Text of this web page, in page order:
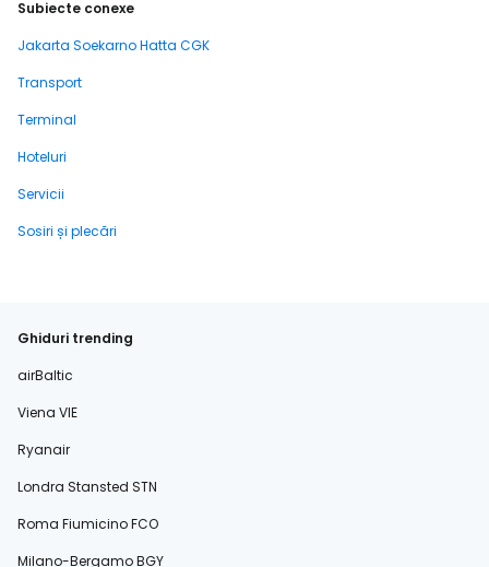
Subiecte conexe
Jakarta Soekarno Hatta CGK
Transport
Terminal
Hoteluri
Servicii
Sosiri și plecări
Ghiduri trending
airBaltic
Viena VIE
Ryanair
Londra Stansted STN
Roma Fiumicino FCO
Milano-Bergamo BGY